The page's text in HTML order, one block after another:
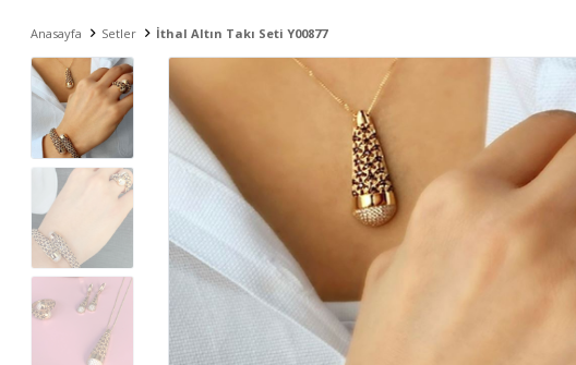
Anasayfa Setler İthal Altın Takı Seti Y00877